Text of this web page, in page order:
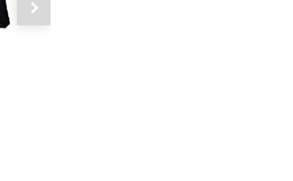
Siguiente